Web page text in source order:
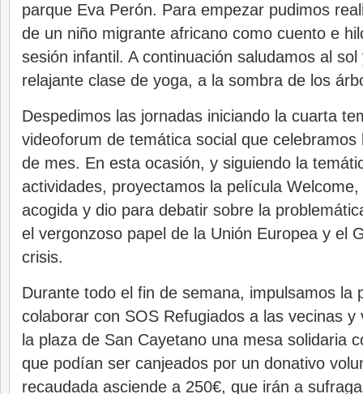
parque Eva Perón. Para empezar pudimos
de un niño migrante africano como cuento e
sesión infantil. A continuación saludamos al
relajante clase de yoga, a la sombra de los
Despedimos las jornadas iniciando la cuarta
videoforum de temática social que celebramos
de mes. En esta ocasión, y siguiendo la
actividades, proyectamos la película
acogida y dio para debatir sobre la
el vergonzoso papel de la Unión Europea y el
crisis.
Durante todo el fin de semana, impulsamos la
colaborar con SOS Refugiados a las vecinas
la plaza de San Cayetano una mesa solidaria
que podían ser canjeados por un donativo
recaudada asciende a 250€, que irán a